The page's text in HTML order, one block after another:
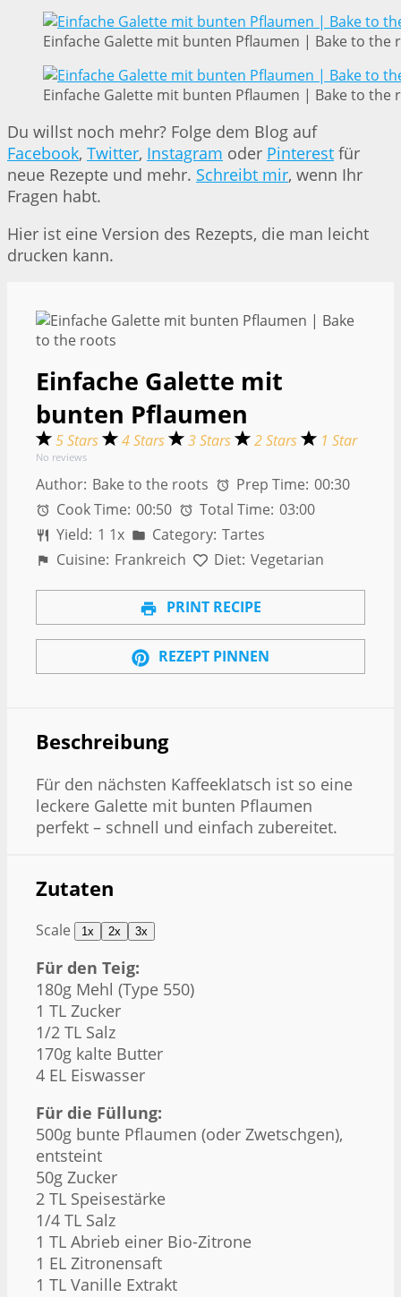
Einfache Galette mit bunten Pflaumen | Bake to the
Einfache Galette mit bunten Pflaumen | Bake to the
Du willst noch mehr? Folge dem Blog auf
Facebook, Twitter, Instagram oder Pinterest für
neue Rezepte und mehr. Schreibt mir, wenn Ihr
Fragen habt.
Hier ist eine Version des Rezepts, die man leicht
drucken kann.
Einfache Galette mit
bunten Pflaumen
5 Stars 4 Stars 3 Stars 2 Stars 1 Star
No reviews
Author: Bake to the roots Prep Time: 00:30
Cook Time: 00:50 Total Time: 03:00
Yield: 1 1x Category: Tartes
Cuisine: Frankreich Diet: Vegetarian
PRINT RECIPE
REZEPT PINNEN
Beschreibung
Für den nächsten Kaffeeklatsch ist so eine
leckere Galette mit bunten Pflaumen
perfekt – schnell und einfach zubereitet.
Zutaten
Scale 1x 2x 3x
Für den Teig:
180g Mehl (Type 550)
1 TL Zucker
1/2 TL Salz
170g kalte Butter
4 EL Eiswasser
Für die Füllung:
500g bunte Pflaumen (oder Zwetschgen),
entsteint
50g Zucker
2 TL Speisestärke
1/4 TL Salz
1 TL Abrieb einer Bio-Zitrone
1 EL Zitronensaft
1 TL Vanille Extrakt